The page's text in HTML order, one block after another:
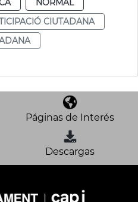
CIUTADANA
Páginas de Interés
Descargas